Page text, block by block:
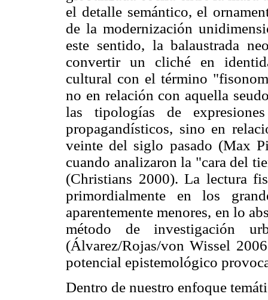
el detalle semántico, el
de la modernización
este sentido, la balaustrada
convertir un cliché en
cultural con el término
no en relación con aquella
las tipologías de
propagandísticos, sino en
veinte del siglo pasado (Max
cuando analizaron la "cara del
(Christians 2000). La lectura
primordialmente en los
aparentemente menores, en lo
método de investigación
(Álvarez/Rojas/von Wissel
potencial epistemológico
Dentro de nuestro enfoque